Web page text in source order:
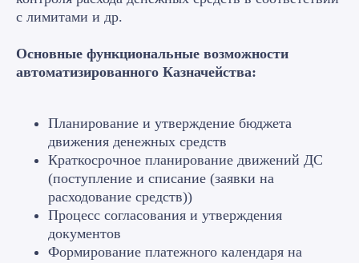
с лимитами и др.
Основные функциональные возможности
автоматизированного Казначейства:
Планирование и утверждение бюджета
движения денежных средств
Краткосрочное планирование движений ДС
(поступление и списание (заявки на
расходование средств))
Процесс согласования и утверждения
документов
Формирование платежного календаря на